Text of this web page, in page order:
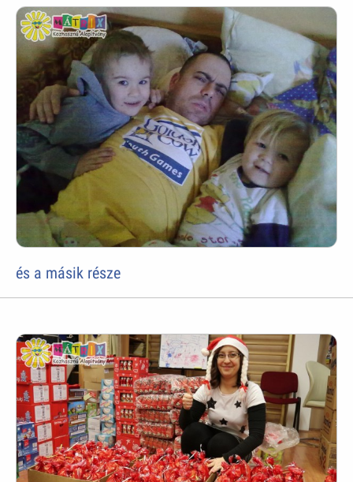
és a másik része